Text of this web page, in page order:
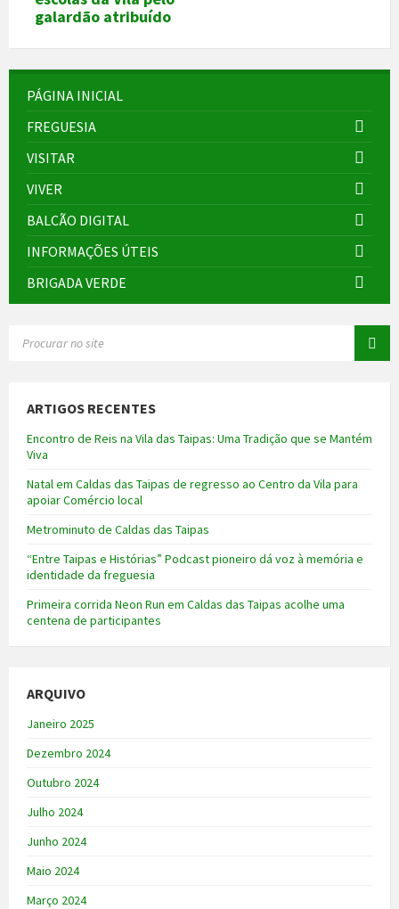
galardão atribuído
PÁGINA INICIAL
FREGUESIA
VISITAR
VIVER
BALCÃO DIGITAL
INFORMAÇÕES ÚTEIS
BRIGADA VERDE
ARTIGOS RECENTES
Encontro de Reis na Vila das Taipas: Uma Tradição que se Mantém
Viva
Natal em Caldas das Taipas de regresso ao Centro da Vila para
apoiar Comércio local
Metrominuto de Caldas das Taipas
“Entre Taipas e Histórias” Podcast pioneiro dá voz à memória e
identidade da freguesia
Primeira corrida Neon Run em Caldas das Taipas acolhe uma
centena de participantes
ARQUIVO
Janeiro 2025
Dezembro 2024
Outubro 2024
Julho 2024
Junho 2024
Maio 2024
Março 2024